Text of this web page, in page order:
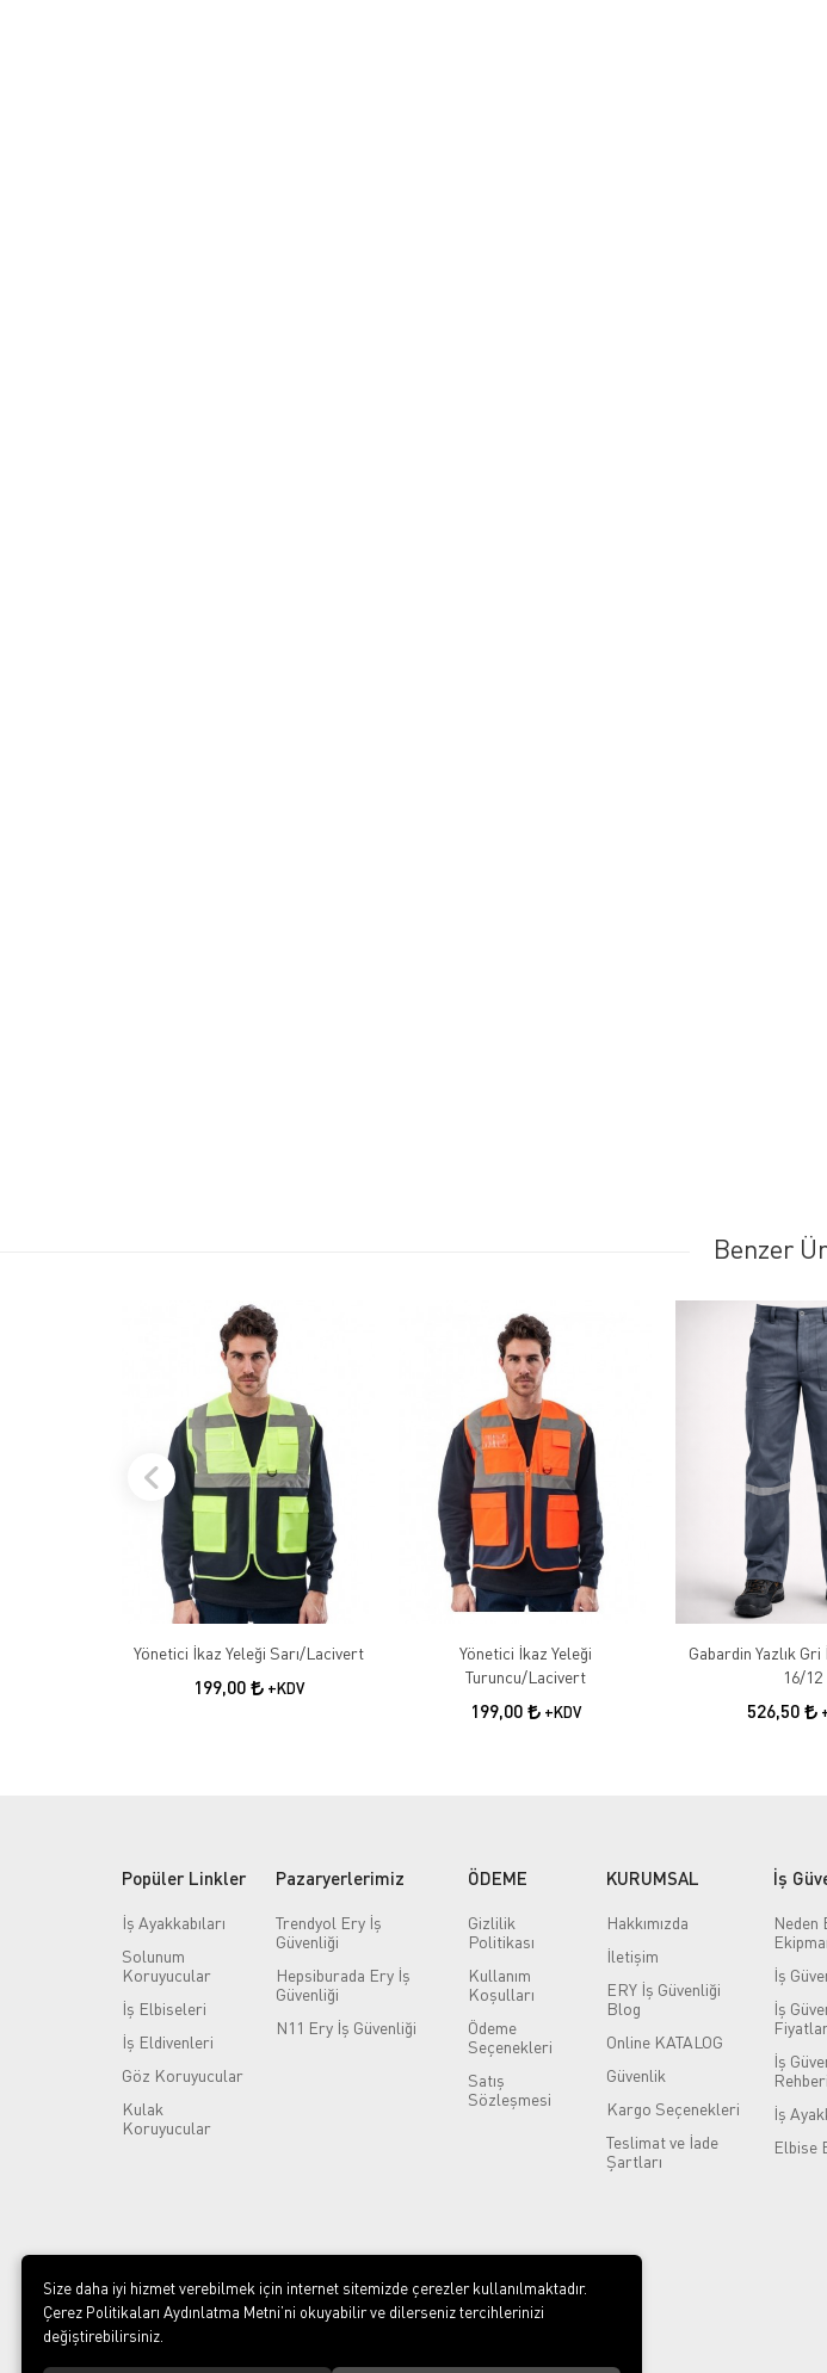
Benzer
Yönetici İkaz Yeleği Sarı/Lacivert
199,00 +KDV
Yönetici İkaz Yeleği
Turuncu/Lacivert
199,00 +KDV
Gabardin Yazlık
16/12
526,50
Popüler Linkler
İş Ayakkabıları
Solunum
Koruyucular
İş Elbiseleri
İş Eldivenleri
Göz Koruyucular
Kulak
Koruyucular
Pazaryerlerimiz
Trendyol Ery İş
Güvenliği
Hepsiburada Ery İş
Güvenliği
N11 Ery İş Güvenliği
ÖDEME
Gizlilik
Politikası
Kullanım
Koşulları
Ödeme
Seçenekleri
Satış
Sözleşmesi
KURUMSAL
Hakkımızda
İletişim
ERY İş Güvenliği
Blog
Online KATALOG
Güvenlik
Kargo Seçenekleri
Teslimat ve İade
Şartları
İş
Neden
İş
İş
İş
Rehberi
İş
Elbise
Size daha iyi hizmet verebilmek için internet sitemizde çerezler kullanılmaktadır.
Çerez Politikaları Aydınlatma Metni’ni okuyabilir ve dilerseniz tercihlerinizi
değiştirebilirsiniz.